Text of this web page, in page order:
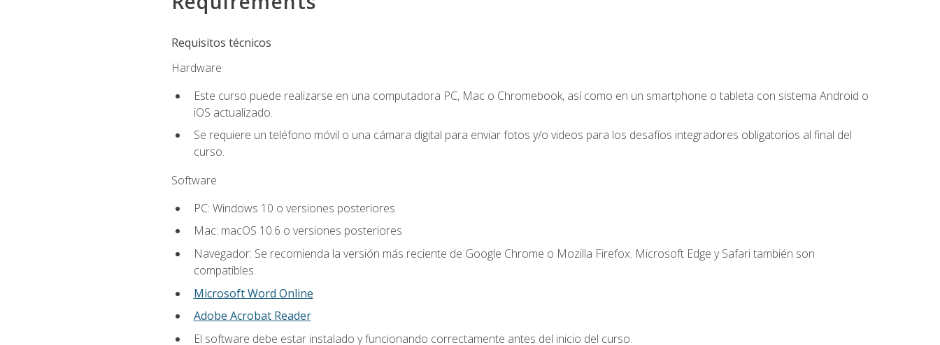
Requisitos técnicos
Hardware
Este curso puede realizarse en una computadora PC, Mac o Chromebook, así como en un smartphone o tableta con sistema Android o
iOS actualizado.
Se requiere un teléfono móvil o una cámara digital para enviar fotos y/o videos para los desafíos integradores obligatorios al final del
curso.
Software
PC: Windows 10 o versiones posteriores
Mac: macOS 10.6 o versiones posteriores
Navegador: Se recomienda la versión más reciente de Google Chrome o Mozilla Firefox. Microsoft Edge y Safari también son
compatibles.
Microsoft Word Online
Adobe Acrobat Reader
El software debe estar instalado y funcionando correctamente antes del inicio del curso.